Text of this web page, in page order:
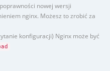
nowej wersji
nginx. Możesz to zrobić za
konfiguracji) Nginx może być